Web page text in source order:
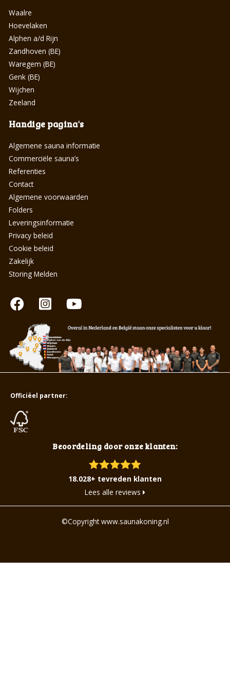
Waalre
Hoevelaken
Alphen a/d Rijn
Zandhoven (BE)
Waregem (BE)
Genk (BE)
Wijchen
Zeeland
Handige pagina's
Algemene sauna informatie
Commerciële sauna’s
Referenties
Contact
Algemene voorwaarden
Folders
Leveringsinformatie
Privacy beleid
Cookie beleid
Zakelijk
Storing Melden
Beoordeling door onze klanten:
18.028+ tevreden klanten
Lees alle reviews
Officiëel partner:
©Copyright www.saunakoning.nl